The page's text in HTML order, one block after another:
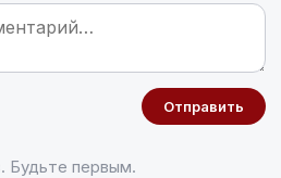
Отправить
Будьте первым.